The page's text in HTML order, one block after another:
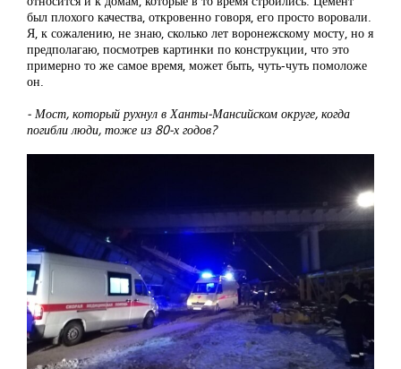
был плохого качества, откровенно говоря, его просто воровали.
Я, к сожалению, не знаю, сколько лет воронежскому мосту, но я
предполагаю, посмотрев картинки по конструкции, что это
примерно то же самое время, может быть, чуть-чуть помоложе
он.
‒ Мост, который рухнул в Ханты-Мансийском округе, когда
погибли люди, тоже из 80-х годов?